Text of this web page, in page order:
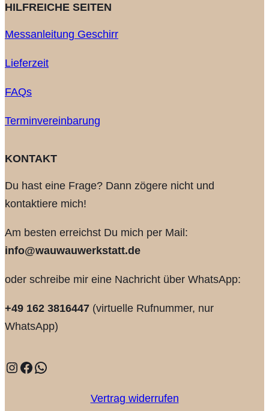
HILFREICHE SEITEN
Messanleitung Geschirr
Lieferzeit
FAQs
Terminvereinbarung
KONTAKT
Du hast eine Frage? Dann zögere nicht und
kontaktiere mich!
Am besten erreichst Du mich per Mail:
info@wauwauwerkstatt.de
oder schreibe mir eine Nachricht über WhatsApp:
+49 162 3816447 (virtuelle Rufnummer, nur
WhatsApp)
Instagram Facebook WhatsApp
Vertrag widerrufen